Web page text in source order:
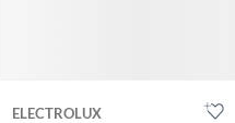
ELECTROLUX